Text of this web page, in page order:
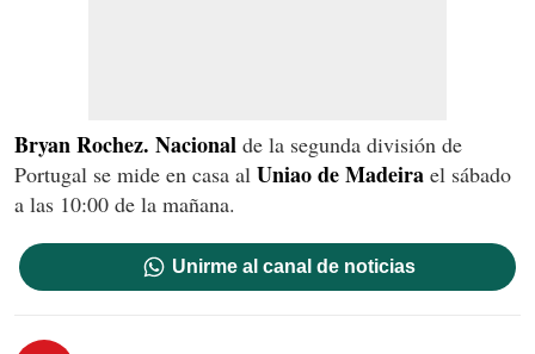
Bryan Rochez. Nacional de la segunda división de
Portugal se mide en casa al Uniao de Madeira el sábado
a las 10:00 de la mañana.
Unirme al canal de noticias